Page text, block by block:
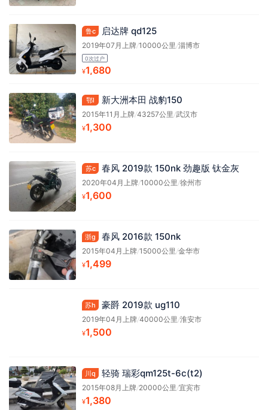
鲁c 启达牌 qd125
2019年07月上牌/10000公里/淄博市
0次过户
¥1,680
鄂l 新大洲本田 战豹150
2015年11月上牌/43257公里 /武汉市
¥1,300
苏c 春风 2019款 150nk 劲趣版 钛金灰
2020年04月上牌/10000公里 /徐州市
¥1,600
浙g 春风 2016款 150nk
2015年04月上牌/15000公里 /金华市
¥1,499
苏h 豪爵 2019款 ug110
2019年04月上牌/40000公里 /淮安市
¥1,500
川q 轻骑 瑞彩qm125t-6c(t2)
2015年08月上牌/20000公里 /宜宾市
¥1,380